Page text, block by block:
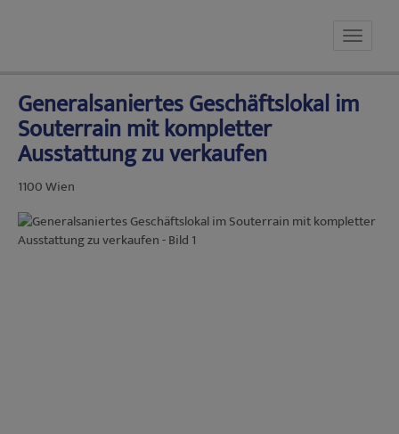
Generalsaniertes Geschäftslokal im
Souterrain mit kompletter
Ausstattung zu verkaufen
1100 Wien